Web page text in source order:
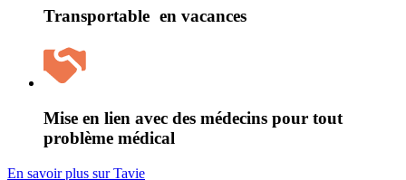
Transportable en vacances
Mise en lien avec des médecins pour tout
problème médical
En savoir plus sur Tavie